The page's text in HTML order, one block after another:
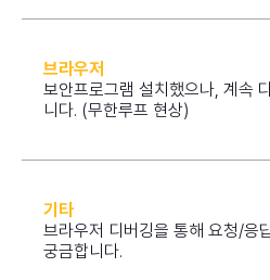
브라우저
보안프로그램 설치했으나, 계속
니다. (무한루프 현상)
기타
브라우저 디버깅을 통해 요청/응
궁금합니다.